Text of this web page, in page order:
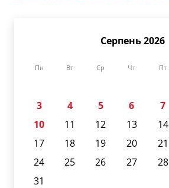
Серпень 2026
Пн Вт Ср Чт Пт
3
4 5 6 7
10
11 12 13 14
17
18 19 20 21
24
25 26 27 28
31